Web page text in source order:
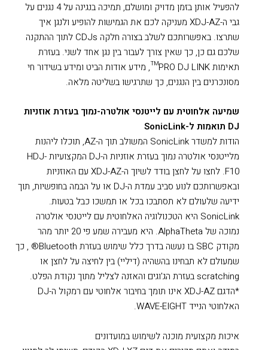
להפעיל אותן בזמן מדויק ומושלם, תמיכה בנגינה על 4 נגנים על
גבי ה-XDJ-AZ מעניקה לכם את הגמישות להופיע ולנגן איך
שתרצו. באפשרותכם לשלב בצורה חלקה CDJs לתוך ההתקנה
שלכם גם כן, כך שאין צורך לעבור בין נגן אחד לשני. בעזרת
תאימות PRO DJ LINK™, מידע אודות הביט ומידע בשידור חי
מסונכרנים בין הנגנים, כך שתרגישו בשליטה מלאה.
שמיעה אלחוטית עם לייטנסי אולטרה-נמוך בעזרת אוזניות
DJ תואמות ל-SonicLink
הודות למשדר SonicLink המשולב תוך ה-AZ, תוכלו ליהנות
מלייטנסי אולטרה נמוך בעזרת אוזניות ה-DJ המקצועיות HDJ-
F10. לחצו על לחצן בודד לשיוך ה-XDJ-AZ עם האוזניות
ובאפשרותכם לנוע סביב עמדת ה-DJ או על הבמה בחופשיות, תוך
ידיעה שלעולם לא תסתבכו בכל או תמשכו כבל בטעות.
SonicLink היא הטכנולוגיה האלחוטית עם לייטנסי אולטרה
נמוכה של AlphaTheta. היא מעבירה שמע פי 20 יותר מהר
מקודק SBC בו נעשה בדרך כלל שימוש בעזרת Bluetooth® , כך
שמעולם לא תבחינו בהשהיה (דיליי) בין לחיצה על לחצן או
scratching בעזרת הג'וגים והאזנה לצליל מתוך נקודת הפלט.
*הדגם XDJ-AZ אינו תומך בחיבור אלחוטי עם רמקול ה-DJ
האלחוטי הנייד WAVE-EIGHT.
איכות מקצועית מוכנה לשימוש במועדונים